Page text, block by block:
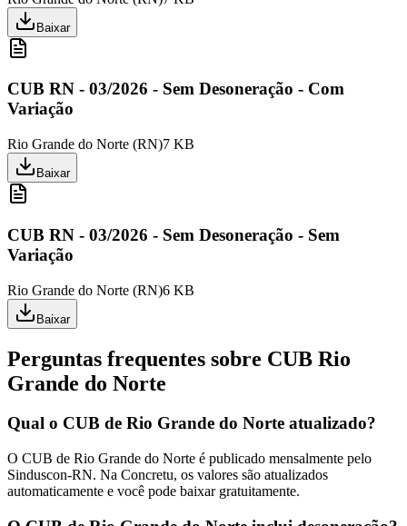
Baixar
CUB RN - 03/2026 - Sem Desoneração - Com
Variação
Rio Grande do Norte (RN)7 KB
Baixar
CUB RN - 03/2026 - Sem Desoneração - Sem
Variação
Rio Grande do Norte (RN)6 KB
Baixar
Perguntas frequentes sobre CUB Rio
Grande do Norte
Qual o CUB de Rio Grande do Norte atualizado?
O CUB de Rio Grande do Norte é publicado mensalmente pelo
Sinduscon-RN. Na Concretu, os valores são atualizados
automaticamente e você pode baixar gratuitamente.